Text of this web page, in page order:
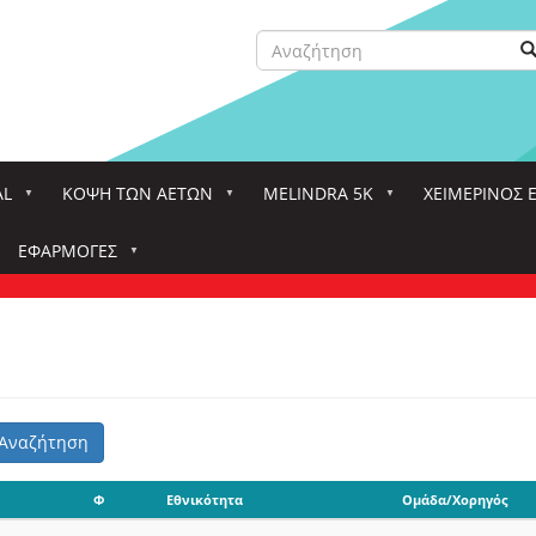
Search
Αναζήτηση
ΚΌΨΗ ΤΩΝ ΑΕΤΏΝ MELINDRA 5K ΧΕΙΜΕΡΙΝΟΣ
ΕΦΑΡΜΟΓΈΣ
Φ Εθνικότητα Ομάδα/Χορηγός